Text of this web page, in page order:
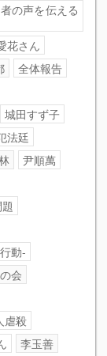
の声を伝える
花さん
全体報告
城田すず子
法廷
尹順萬
動-
会
虐殺
李玉善